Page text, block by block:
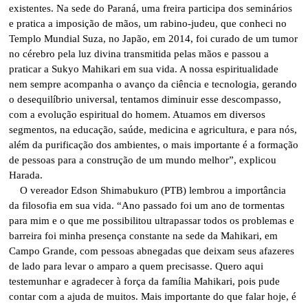
existentes. Na sede do Paraná, uma freira participa dos seminários
e pratica a imposição de mãos, um rabino-judeu, que conheci no
Templo Mundial Suza, no Japão, em 2014, foi curado de um tumor
no cérebro pela luz divina transmitida pelas mãos e passou a
praticar a Sukyo Mahikari em sua vida. A nossa espiritualidade
nem sempre acompanha o avanço da ciência e tecnologia, gerando
o desequilíbrio universal, tentamos diminuir esse descompasso,
com a evolução espiritual do homem. Atuamos em diversos
segmentos, na educação, saúde, medicina e agricultura, e para nós,
além da purificação dos ambientes, o mais importante é a formação
de pessoas para a construção de um mundo melhor”, explicou
Harada.
O vereador Edson Shimabukuro (PTB) lembrou a importância
da filosofia em sua vida. “Ano passado foi um ano de tormentas
para mim e o que me possibilitou ultrapassar todos os problemas e
barreira foi minha presença constante na sede da Mahikari, em
Campo Grande, com pessoas abnegadas que deixam seus afazeres
de lado para levar o amparo a quem precisasse. Quero aqui
testemunhar e agradecer à força da família Mahikari, pois pude
contar com a ajuda de muitos. Mais importante do que falar hoje, é